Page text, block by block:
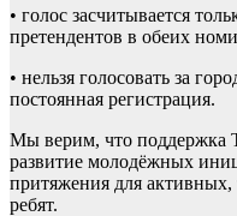
• голос засчитывается
претендентов в обеих
• нельзя голосовать за
постоянная регистрация.
Мы верим, что поддержка
развитие молодёжных
притяжения для
ребят.